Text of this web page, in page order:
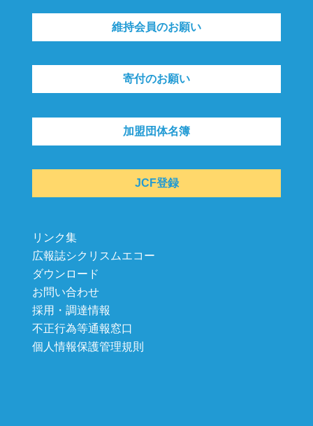
維持会員のお願い
寄付のお願い
加盟団体名簿
JCF登録
リンク集
広報誌シクリスムエコー
ダウンロード
お問い合わせ
採用・調達情報
不正行為等通報窓口
個人情報保護管理規則